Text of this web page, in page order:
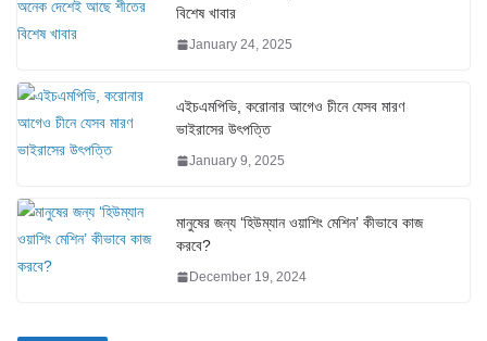
বিশেষ খাবার
January 24, 2025
এইচএমপিভি, করোনার আগেও চীনে যেসব মারণ
ভাইরাসের উৎপত্তি
January 9, 2025
মানুষের জন্য ‘হিউম্যান ওয়াশিং মেশিন’ কীভাবে কাজ
করবে?
December 19, 2024